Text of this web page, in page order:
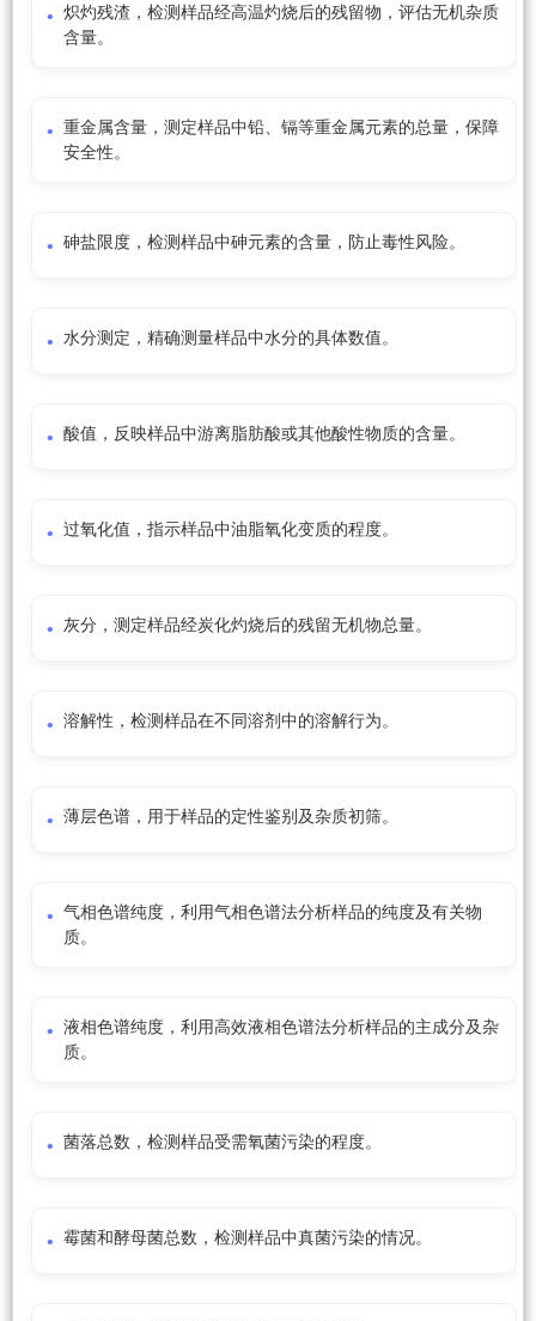
炽灼残渣，检测样品经高温灼烧后的残留物，评估无机杂质
含量。
重金属含量，测定样品中铅、镉等重金属元素的总量，保障
安全性。
砷盐限度，检测样品中砷元素的含量，防止毒性风险。
水分测定，精确测量样品中水分的具体数值。
酸值，反映样品中游离脂肪酸或其他酸性物质的含量。
过氧化值，指示样品中油脂氧化变质的程度。
灰分，测定样品经炭化灼烧后的残留无机物总量。
溶解性，检测样品在不同溶剂中的溶解行为。
薄层色谱，用于样品的定性鉴别及杂质初筛。
气相色谱纯度，利用气相色谱法分析样品的纯度及有关物
质。
液相色谱纯度，利用高效液相色谱法分析样品的主成分及杂
质。
菌落总数，检测样品受需氧菌污染的程度。
霉菌和酵母菌总数，检测样品中真菌污染的情况。